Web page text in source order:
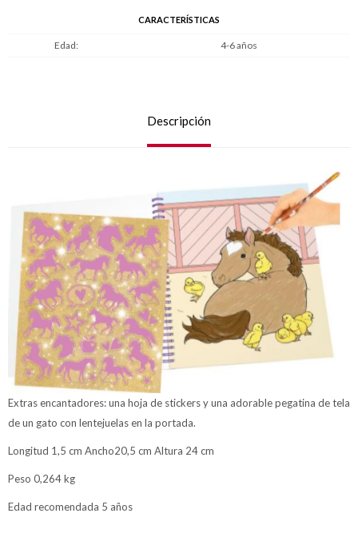
CARACTERÍSTICAS
Edad 4-6 años
Descripción
Extras encantadores: una hoja de stickers y una adorable pegatina de tela
de un gato con lentejuelas en la portada.
Longitud 1,5 cm Ancho20,5 cm Altura 24 cm
Peso 0,264 kg
Edad recomendada 5 años